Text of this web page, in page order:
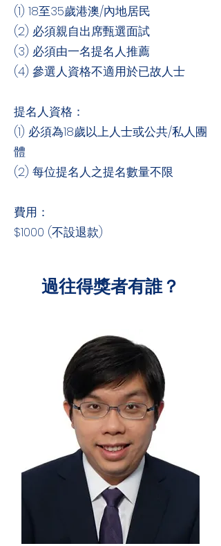
(1) 18至35歲港澳/內地居民
(2) 必須親自出席甄選面試
(3) 必須由一名提名人推薦
(4) 參選人資格不適用於已故人士
提名人資格：
(1) 必須為18歲以上人士或公共/私人團
體
(2) 每位提名人之提名數量不限
費用：
$1000 (不設退款)
過往得獎者有誰？